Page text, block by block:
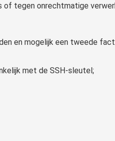
tegen onrechtmatige
en mogelijk een tweede
met de SSH-sleutel;